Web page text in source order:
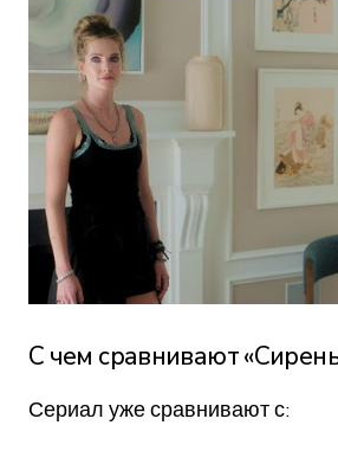
С чем сравнивают
Сериал уже сравнивают с: